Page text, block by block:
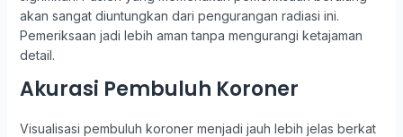
akan sangat diuntungkan dari pengurangan radiasi ini.
Pemeriksaan jadi lebih aman tanpa mengurangi ketajaman
detail.
Akurasi Pembuluh Koroner
Visualisasi pembuluh koroner menjadi jauh lebih jelas berkat